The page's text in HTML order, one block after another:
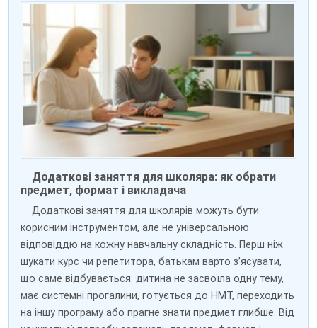
Додаткові заняття для школяра: як обрати
предмет, формат і викладача
Додаткові заняття для школярів можуть бути
корисним інструментом, але не універсальною
відповіддю на кожну навчальну складність. Перш ніж
шукати курс чи репетитора, батькам варто з’ясувати,
що саме відбувається: дитина не засвоїла одну тему,
має системні прогалини, готується до НМТ, переходить
на іншу програму або прагне знати предмет глибше. Від